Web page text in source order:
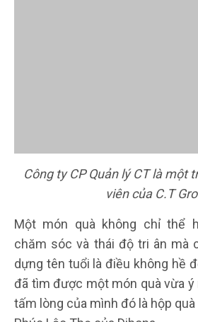
Công ty CP Quản lý CT là một
viên của C.T
Một món quà không chỉ thể
chăm sóc và thái độ tri ân mà
dựng tên tuổi là điều không hề
đã tìm được một món quà vừa ý
tấm lòng của mình đó là hộp